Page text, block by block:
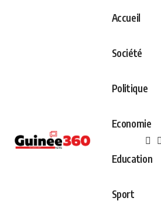
Accueil
Société
Politique
Economie
Education
Sport